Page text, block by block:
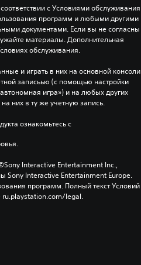
с Условиями обслуживания
программ и любыми другими
документами. Если вы не согласны
материалы. Дополнительная
обслуживания.
и играть в них на основной консоли
записьью (с помощью настройки
игра») и на любых других
них в ту же учетную запись.
ознакомьтесь с
Interactive Entertainment Inc.,
Sony Interactive Entertainment Europe.
программ. Полный текст Условий
ru.playstation.com/legal.